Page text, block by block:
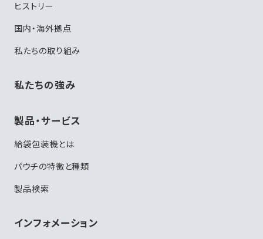
ヒストリー
国内・海外拠点
私たちの取り組み
私たちの強み
製品・サービス
給袋包装機とは
パウチの特徴と種類
製品検索
インフォメーション